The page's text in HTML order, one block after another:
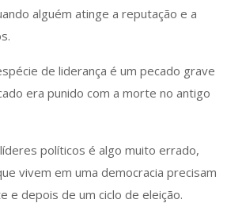
alguém atinge a reputação e a
de liderança é um pecado grave
era punido com a morte no antigo
políticos é algo muito errado,
vivem em uma democracia precisam
e depois de um ciclo de eleição.